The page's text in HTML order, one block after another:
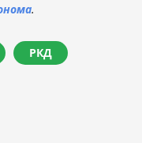
.
РКД